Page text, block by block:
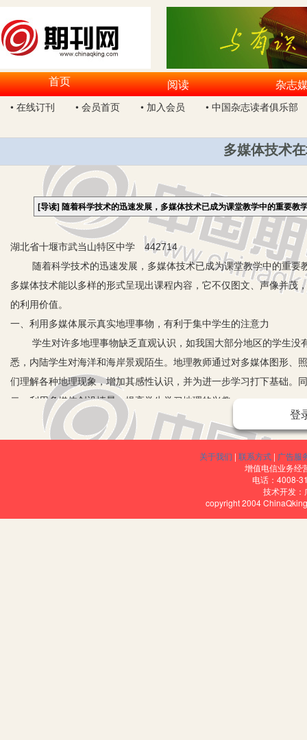
首页 阅读 杂志
• 在线订刊 • 会员首页 • 加入会员 • 中国杂志读者俱乐部
多媒体技术
[导读]随着科学技术的迅速发展，多媒体技术已成为课堂教学中的重要教
湖北省十堰市武当山特区中学 442714
随着科学技术的迅速发展，多媒体技术已成为课堂教学中的重要
多媒体技术能以多样的形式呈现出课程内容，它不仅图文、声像并
的利用价值。
一、利用多媒体展示真实地理事物，有利于集中学生的注意力
学生对许多地理事物缺乏直观认识，如我国大部分地区的学生没
悉，内陆学生对海洋和海岸景观陌生。地理教师通过对多媒体图形、
们理解各种地理现象，增加其感性认识，并为进一步学习打下基础。
二、利用多媒体创设情景，提高学生学习地理的兴趣
兴趣就是最好的老师，学生的学习兴趣对他学习动机的巩固、学
索精神和求知欲望。因此，地理教师在教学中要根据教学内容、学生
学情境，化无声为有声、化静态为动态，克服传统教学中学生面对
学习氛围，从而引发学生注意力、活跃学生思维、激发学生的学习
多媒体技术对于创设课堂教学情境具有独特作用，在课堂引入情境
登
关于我们 | 联系方式 | 广告服
增值电信业务经
电话：4008-
技术开发：
copyright 2004